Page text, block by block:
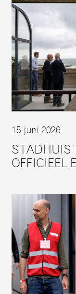
15 juni 2026
STADHUIS
OFFICIEEL